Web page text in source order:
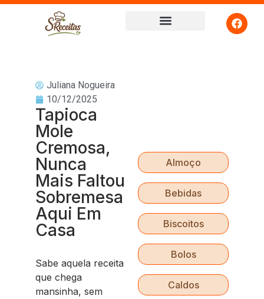
Juliana Nogueira
10/12/2025
Tapioca
Mole
Cremosa,
Nunca
Mais Faltou
Sobremesa
Aqui Em
Casa
Sabe aquela receita
que chega
mansinha, sem
Almoço
Bebidas
Biscoitos
Bolos
Caldos